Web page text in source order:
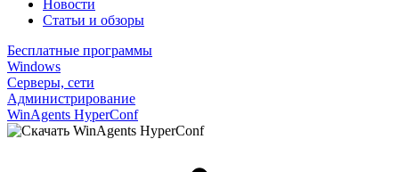
Новости
Статьи и обзоры
Бесплатные программы
Windows
Серверы, сети
Администрирование
WinAgents HyperConf